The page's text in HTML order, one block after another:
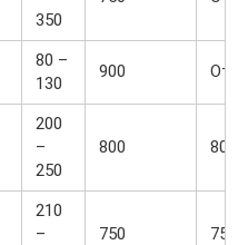
350
80 –
130
900 От
200
–
250
800 80
210
–
750 75